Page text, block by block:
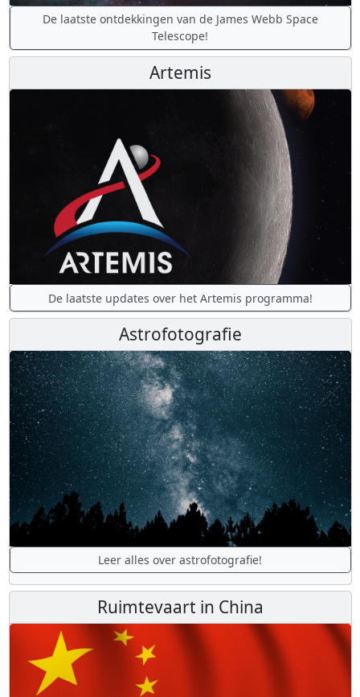
De laatste ontdekkingen van de James Webb Space
Telescope!
Artemis
De laatste updates over het Artemis programma!
Astrofotografie
Leer alles over astrofotografie!
Ruimtevaart in China